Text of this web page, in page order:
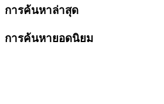
การค้นหาล่าสุด
การค้นหายอดนิยม